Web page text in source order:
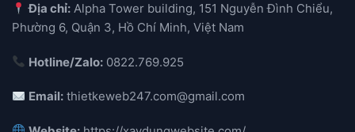
Địa chỉ: Alpha Tower building, 151 Nguyễn Đình Chiểu,
Phường 6, Quận 3, Hồ Chí Minh, Việt Nam
Hotline/Zalo: 0822.769.925
Email: thietkeweb247.com@gmail.com